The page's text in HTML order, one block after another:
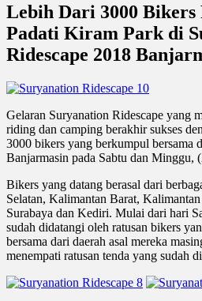
Lebih Dari 3000 Bikers
Padati Kiram Park di
Ridescape 2018
Gelaran Suryanation Ridescape yang
riding dan camping berakhir sukses
3000 bikers yang berkumpul bersama
Banjarmasin pada Sabtu dan Minggu,
Bikers yang datang berasal dari
Selatan, Kalimantan Barat,
Surabaya dan Kediri. Mulai dari hari
sudah didatangi oleh ratusan bikers
bersama dari daerah asal mereka
menempati ratusan tenda yang sudah